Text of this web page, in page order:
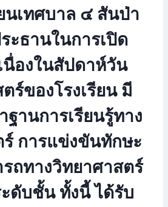
นเทศบาล ๔ สันป่า
ะธานในการเปิด
นื่องในสัปดาห์วัน
ร์ของโรงเรียน มี
ฐานการเรียนรู้ทาง
การแข่งขันทักษะ
ถทางวิทยาศาสตร์
ดับชั้น ทั้งนี้ ได้รับ